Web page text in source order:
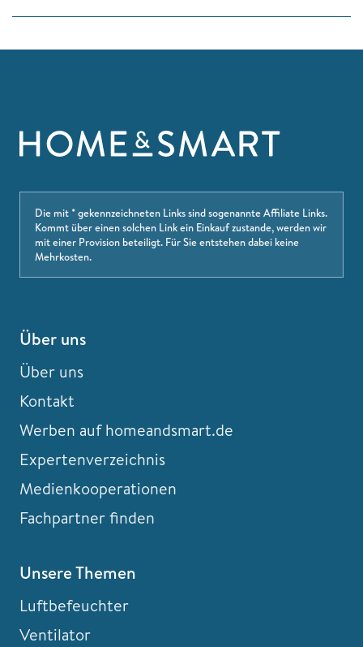
Die mit * gekennzeichneten Links sind sogenannte Affiliate Links.
Kommt über einen solchen Link ein Einkauf zustande, werden wir
mit einer Provision beteiligt. Für Sie entstehen dabei keine
Mehrkosten.
Über uns
Über uns
Kontakt
Werben auf homeandsmart.de
Expertenverzeichnis
Medienkooperationen
Fachpartner finden
Unsere Themen
Luftbefeuchter
Ventilator